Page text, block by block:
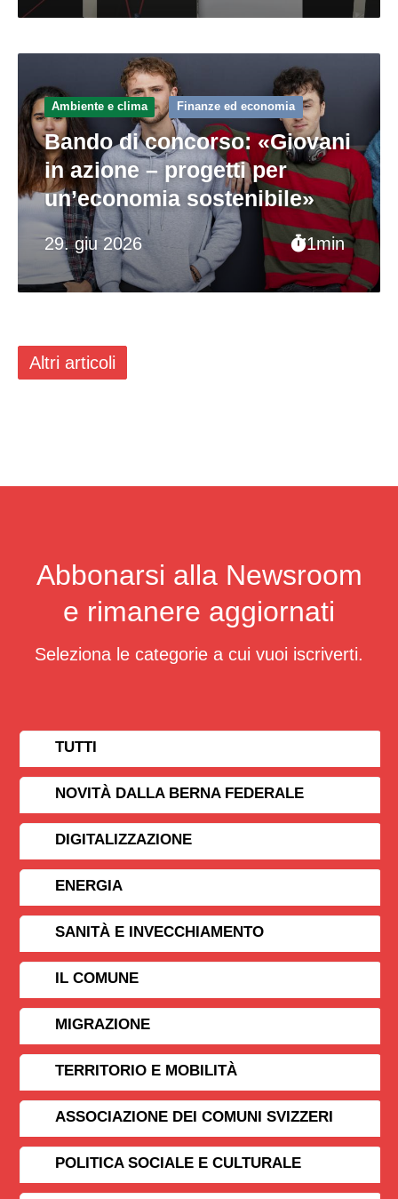
29. giu 2026 1min
Ambiente e clima Finanze ed economia
Bando di concorso: «Giovani
in azione – progetti per
un’economia sostenibile»
Altri articoli
Abbonarsi alla Newsroom
e rimanere aggiornati
Seleziona le categorie a cui vuoi iscriverti.
TUTTI
NOVITÀ DALLA BERNA FEDERALE
DIGITALIZZAZIONE
ENERGIA
SANITÀ E INVECCHIAMENTO
IL COMUNE
MIGRAZIONE
TERRITORIO E MOBILITÀ
ASSOCIAZIONE DEI COMUNI SVIZZERI
POLITICA SOCIALE E CULTURALE